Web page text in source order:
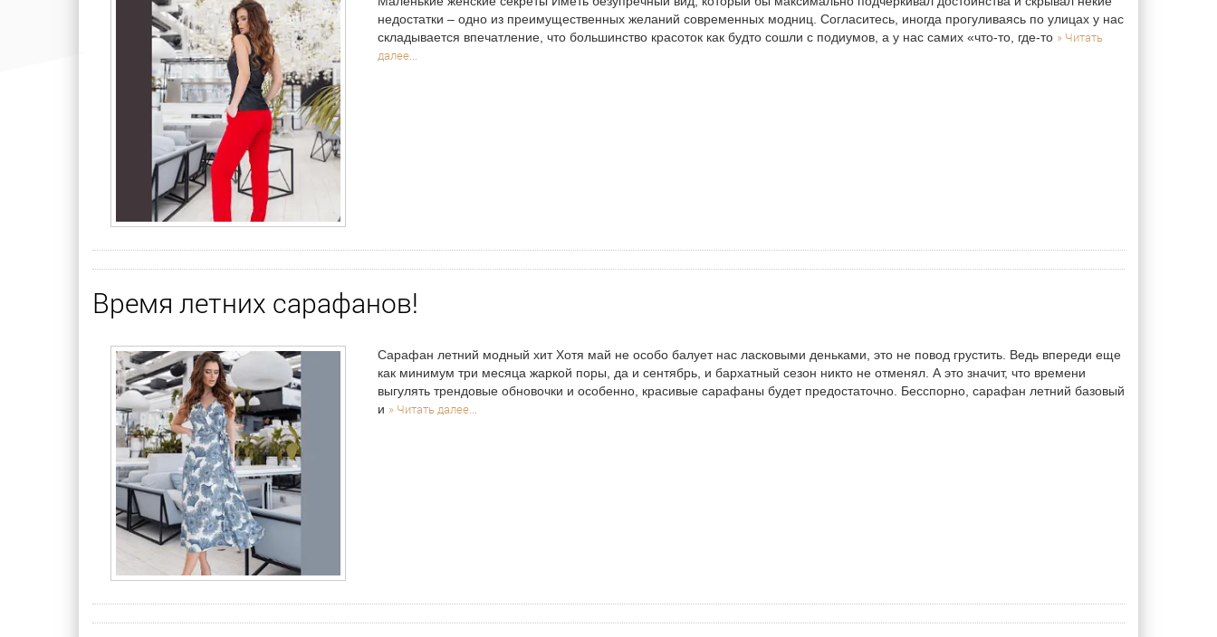
недостатки – одно из преимущественных желаний современных модниц. Согласитесь, иногда прогуливаясь по улицах у нас
складывается впечатление, что большинство красоток как будто сошли с подиумов, а у нас самих «что-то, где-то » Читать
далее...
Время летних сарафанов!
Сарафан летний модный хит Хотя май не особо балует нас ласковыми деньками, это не повод грустить. Ведь впереди еще
как минимум три месяца жаркой поры, да и сентябрь, и бархатный сезон никто не отменял. А это значит, что времени
выгулять трендовые обновочки и особенно, красивые сарафаны будет предостаточно. Бесспорно, сарафан летний базовый
и » Читать далее...